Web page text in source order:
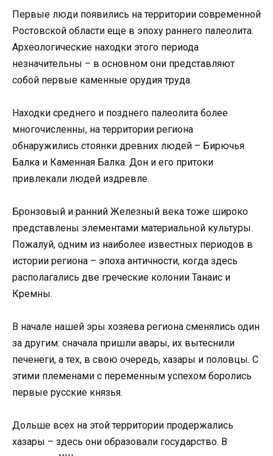
Первые люди появились на территории современной
Ростовской области еще в эпоху раннего палеолита.
Археологические находки этого периода
незначительны – в основном они представляют
собой первые каменные орудия труда.
Находки среднего и позднего палеолита более
многочисленны, на территории региона
обнаружились стоянки древних людей – Бирючья
Балка и Каменная Балка. Дон и его притоки
привлекали людей издревле.
Бронзовый и ранний Железный века тоже широко
представлены элементами материальной культуры.
Пожалуй, одним из наиболее известных периодов в
истории региона – эпоха античности, когда здесь
располагались две греческие колонии Танаис и
Кремны.
В начале нашей эры хозяева региона сменялись один
за другим: сначала пришли авары, их вытеснили
печенеги, а тех, в свою очередь, хазары и половцы. С
этими племенами с переменным успехом боролись
первые русские князья.
Дольше всех на этой территории продержались
хазары – здесь они образовали государство. В